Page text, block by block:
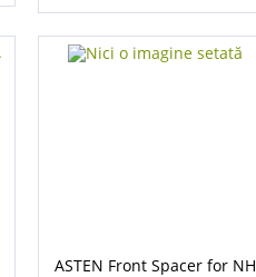
ASTEN Front Spacer for NH